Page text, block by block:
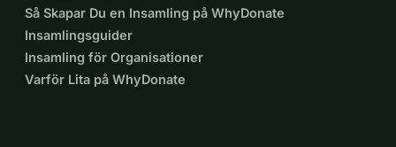
Så Skapar Du en Insamling på WhyDonate
Insamlingsguider
Insamling för Organisationer
Varför Lita på WhyDonate